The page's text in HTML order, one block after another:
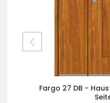
Fargo 27 DB -